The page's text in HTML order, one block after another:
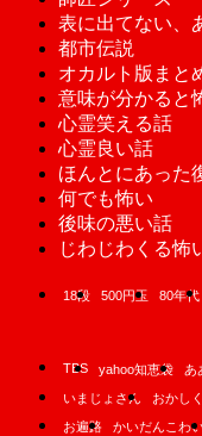
表に出てない、
都市伝説
オカルト版まと
意味が分かると
心霊笑える話
心霊良い話
ほんとにあった
何でも怖い
後味の悪い話
じわじわくる怖
18段 500円玉 80年代
TBS
yahoo知恵袋 あ
いまじょさん
おかし
お遍路
かいだんこわ